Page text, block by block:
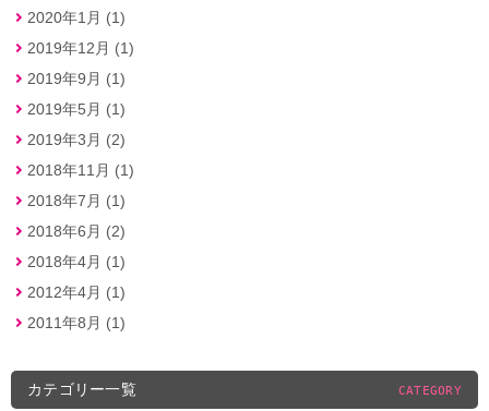
2020年1月 (1)
2019年12月 (1)
2019年9月 (1)
2019年5月 (1)
2019年3月 (2)
2018年11月 (1)
2018年7月 (1)
2018年6月 (2)
2018年4月 (1)
2012年4月 (1)
2011年8月 (1)
カテゴリー一覧 CATEGORY